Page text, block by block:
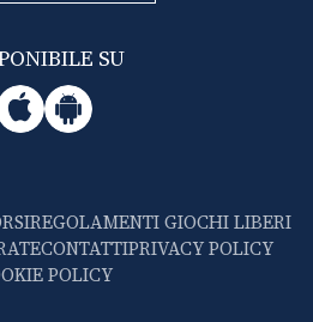
SU
REGOLAMENTI GIOCHI LIBERI
CONTATTIPRIVACY POLICY
POLICY